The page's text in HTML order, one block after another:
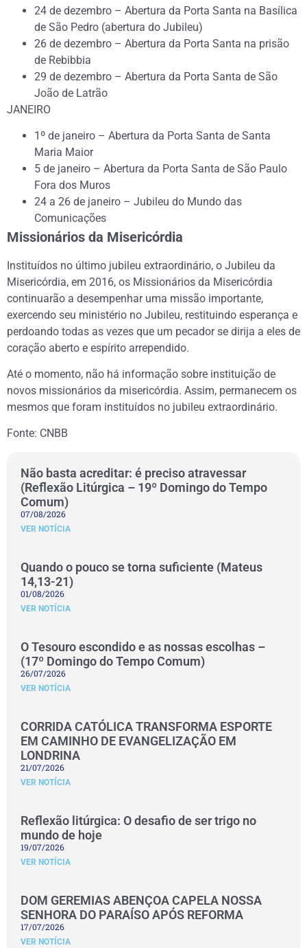
24 de dezembro – Abertura da Porta Santa na Basílica
de São Pedro (abertura do Jubileu)
26 de dezembro – Abertura da Porta Santa na prisão
de Rebibbia
29 de dezembro – Abertura da Porta Santa de São
João de Latrão
JANEIRO
1º de janeiro – Abertura da Porta Santa de Santa
Maria Maior
5 de janeiro – Abertura da Porta Santa de São Paulo
Fora dos Muros
24 a 26 de janeiro – Jubileu do Mundo das
Comunicações
Missionários da Misericórdia
Instituídos no último jubileu extraordinário, o Jubileu da
Misericórdia, em 2016, os Missionários da Misericórdia
continuarão a desempenhar uma missão importante,
exercendo seu ministério no Jubileu, restituindo esperança e
perdoando todas as vezes que um pecador se dirija a eles de
coração aberto e espírito arrependido.
Até o momento, não há informação sobre instituição de
novos missionários da misericórdia. Assim, permanecem os
mesmos que foram instituídos no jubileu extraordinário.
Fonte: CNBB
Não basta acreditar: é preciso atravessar
(Reflexão Litúrgica – 19º Domingo do Tempo
Comum)
07/08/2026
VER NOTÍCIA
Quando o pouco se torna suficiente (Mateus
14,13-21)
01/08/2026
VER NOTÍCIA
O Tesouro escondido e as nossas escolhas –
(17º Domingo do Tempo Comum)
26/07/2026
VER NOTÍCIA
CORRIDA CATÓLICA TRANSFORMA ESPORTE
EM CAMINHO DE EVANGELIZAÇÃO EM
LONDRINA
21/07/2026
VER NOTÍCIA
Reflexão litúrgica: O desafio de ser trigo no
mundo de hoje
19/07/2026
VER NOTÍCIA
DOM GEREMIAS ABENÇOA CAPELA NOSSA
SENHORA DO PARAÍSO APÓS REFORMA
17/07/2026
VER NOTÍCIA